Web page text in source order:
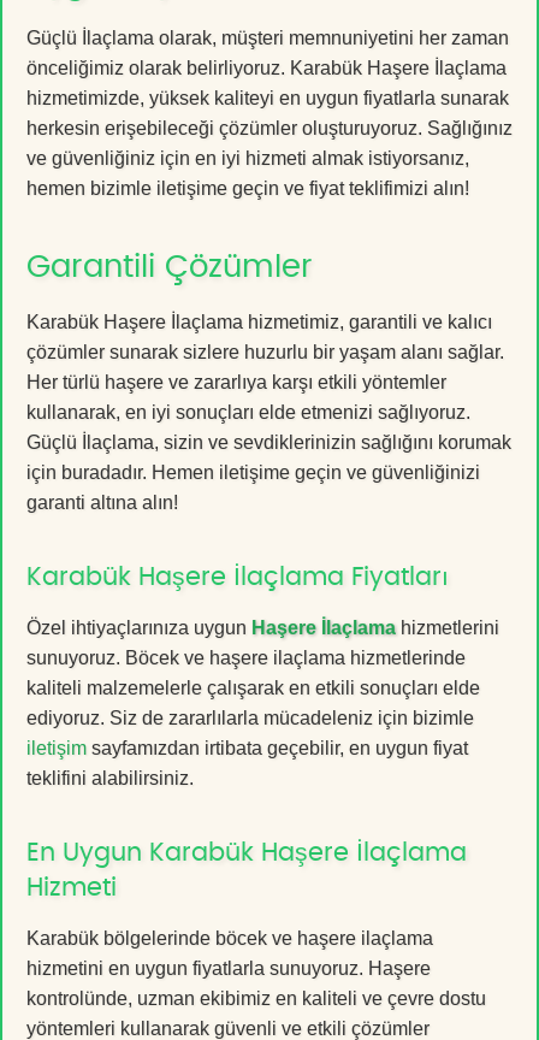
Güçlü İlaçlama olarak, müşteri memnuniyetini her zaman
önceliğimiz olarak belirliyoruz. Karabük Haşere İlaçlama
hizmetimizde, yüksek kaliteyi en uygun fiyatlarla sunarak
herkesin erişebileceği çözümler oluşturuyoruz. Sağlığınız
ve güvenliğiniz için en iyi hizmeti almak istiyorsanız,
hemen bizimle iletişime geçin ve fiyat teklifimizi alın!
Garantili Çözümler
Karabük Haşere İlaçlama hizmetimiz, garantili ve kalıcı
çözümler sunarak sizlere huzurlu bir yaşam alanı sağlar.
Her türlü haşere ve zararlıya karşı etkili yöntemler
kullanarak, en iyi sonuçları elde etmenizi sağlıyoruz.
Güçlü İlaçlama, sizin ve sevdiklerinizin sağlığını korumak
için buradadır. Hemen iletişime geçin ve güvenliğinizi
garanti altına alın!
Karabük Haşere İlaçlama Fiyatları
Özel ihtiyaçlarınıza uygun Haşere İlaçlamahizmetlerini
sunuyoruz. Böcek ve haşere ilaçlama hizmetlerinde
kaliteli malzemelerle çalışarak en etkili sonuçları elde
ediyoruz. Siz de zararlılarla mücadeleniz için bizimle
iletişim sayfamızdan irtibata geçebilir, en uygun fiyat
teklifini alabilirsiniz.
En Uygun Karabük Haşere İlaçlama
Hizmeti
Karabük bölgelerinde böcek ve haşere ilaçlama
hizmetini en uygun fiyatlarla sunuyoruz. Haşere
kontrolünde, uzman ekibimiz en kaliteli ve çevre dostu
yöntemleri kullanarak güvenli ve etkili çözümler